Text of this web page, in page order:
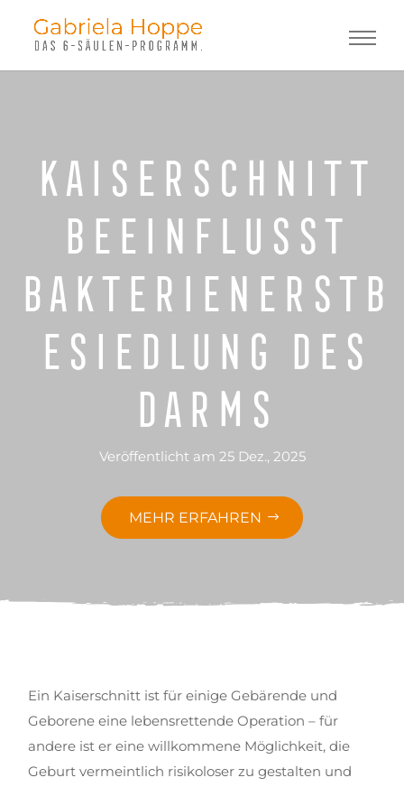
Kaiserschnitt
beeinflusst
Bakterienerstb
esiedlung des
Darms
Veröffentlicht am 25 Dez., 2025
MEHR ERFAHREN
Ein Kaiserschnitt ist für einige Gebärende und
Geborene eine lebensrettende Operation – für
andere ist er eine willkommene Möglichkeit, die
Geburt vermeintlich risikoloser zu gestalten und